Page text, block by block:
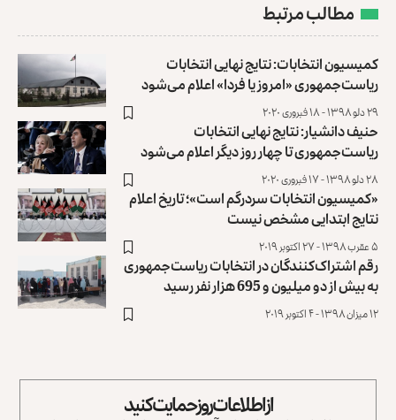
مطالب مرتبط
کمیسیون انتخابات: نتایج نهایی انتخابات
ریاست‌جمهوری «امروز یا فردا» اعلام می‌شود
۲۹ دلو ۱۳۹۸ - ۱۸ فبروری ۲۰۲۰
حنیف دانشیار: نتایج نهایی انتخابات
ریاست‌جمهوری تا چهار روز دیگر اعلام می‌شود
۲۸ دلو ۱۳۹۸ - ۱۷ فبروری ۲۰۲۰
«کمیسیون انتخابات سردرگم است»؛ تاریخ اعلام
نتایج ابتدایی مشخص نیست
۵ عقرب ۱۳۹۸ - ۲۷ اکتوبر ۲۰۱۹
رقم اشتراک‌کنندگان در انتخابات ریاست‌جمهوری
به بیش از دو میلیون و 695 هزار نفر رسید
۱۲ میزان ۱۳۹۸ - ۴ اکتوبر ۲۰۱۹
از اطلاعات روز حمایت کنید